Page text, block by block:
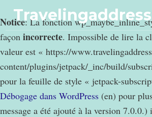
Notice: La fonction
façon incorrecte. Impossible de lire la
valeur est « https://
content/plugins/jetpack/_inc/build/
pour la feuille de style « jetpack-
Débogage dans WordPress (en) pour
message a été ajouté à la version 7.0.0.)
Travelingaddress